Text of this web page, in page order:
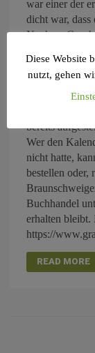
war einer der
dicht war, dass
Noch zu
schluckte die
passierten
dass einige
herrschen
bereits
Wer den
nicht hatte,
bestellen oder,
Buchhandel
erhalten
https://
READ MORE
Diese Website
nutzt, gehen